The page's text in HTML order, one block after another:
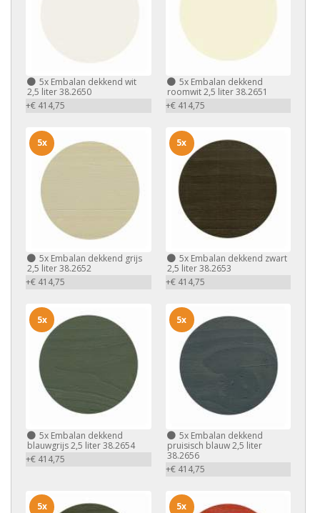
5x Embalan dekkend wit
2,5 liter 38.2650
+€ 414,75
5xEmbalan dekkend
roomwit 2,5 liter 38.2651
+€ 414,75
5x Embalan dekkend grijs
2,5 liter 38.2652
+€ 414,75
5x
5xEmbalan dekkend zwart
2,5 liter 38.2653
+€ 414,75
5x
5x Embalan dekkend
blauwgrijs 2,5 liter 38.2654
+€ 414,75
5x
5xEmbalan dekkend
pruisisch blauw 2,5 liter
38.2656
+€ 414,75
5x
5x 5x